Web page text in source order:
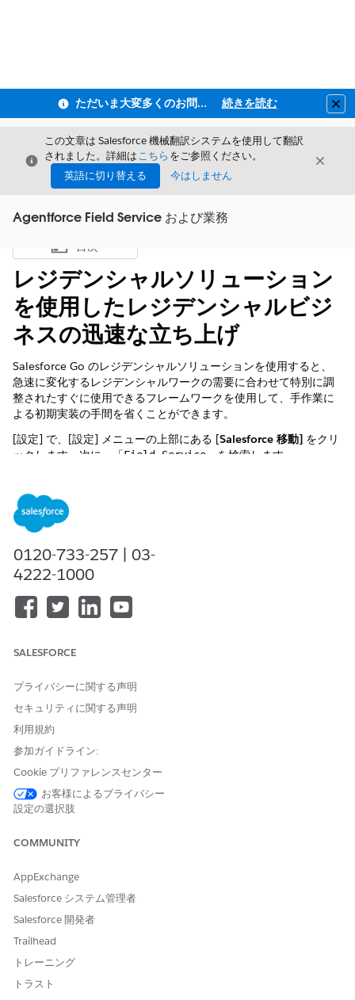
ただいま大変多くのお問い合わせをいただいており、ご連絡までにお時間を頂戴しております 続きを読む
閉じる
この文章は Salesforce 機械翻訳システムを使用して翻訳
されました。詳細はこちら をご参照ください。
英語に切り替える
今はしません
閉じる
Agentforce Field Service および業務
目次を表示
目次
レジデンシャルソリューション
を使用したレジデンシャルビジ
ネスの迅速な立ち上げ
Salesforce Go のレジデンシャルソリューションを使用すると、
急速に変化するレジデンシャルワークの需要に合わせて特別に調
整されたすぐに使用できるフレームワークを使用して、手作業に
よる初期実装の手間を省くことができます。
[設定] で、[設定] メニューの上部にある [Salesforce 移動] をクリ
ックします。次に、「Field Service 」を検索します。
レジデンシャルソリューションでは、基本的な設定を自動化する
ことで、標準設定の技術的な複雑さを回避できます。
この記事で問題は解決されましたか?
ご意見をお待ちしております。
0120-733-257 | 03-
4222-1000
SALESFORCE
プライバシーに関する声明
セキュリティに関する声明
利用規約
参加ガイドライン:
Cookie プリファレンスセンター
お客様によるプライバシー
設定の選択肢
COMMUNITY
AppExchange
Salesforce システム管理者
Salesforce 開発者
Trailhead
トレーニング
トラスト